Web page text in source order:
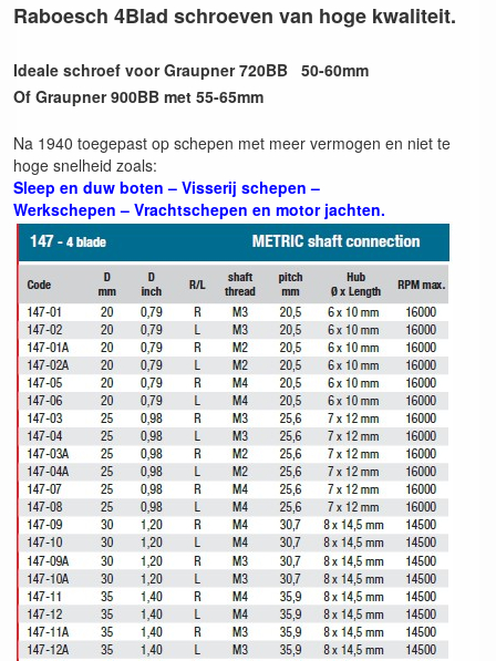
Raboesch 4Blad schroeven van hoge kwaliteit.
Ideale schroef voor Graupner 720BB 50-60mm
Of Graupner 900BB met 55-65mm
Na 1940 toegepast op schepen met meer vermogen en niet te
hoge snelheid zoals:
Sleep en duw boten – Visserij schepen –
Werkschepen – Vrachtschepen en motor jachten.